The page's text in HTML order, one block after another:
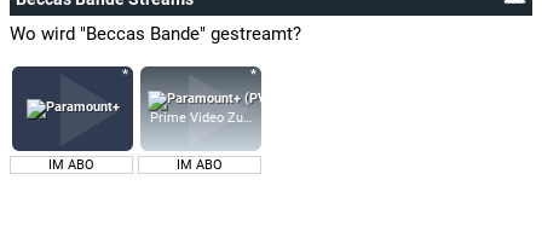
Wo wird "Beccas Bande" gestreamt?
IM ABO
Prime Video Zusatz-Kanäle
IM ABO